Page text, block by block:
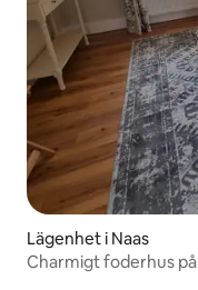
Lägenhet i Naas
Charmigt foderhus